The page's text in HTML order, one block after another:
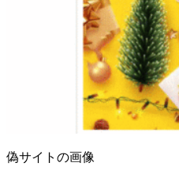
偽サイトの画像